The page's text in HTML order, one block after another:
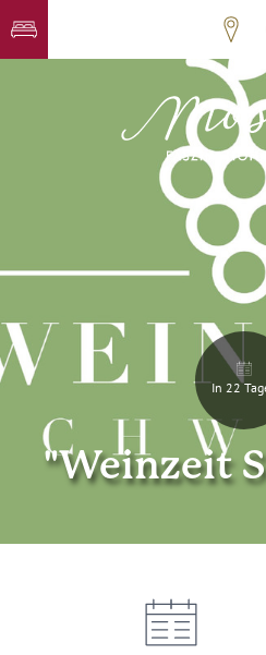
In 22
"Weinzeit